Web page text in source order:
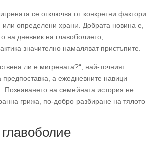
се отключва от конкретни фактори
определени храни. Добрата новина е,
на дневник на главоболието,
значително намаляват пристъпите.
ли е мигрената?“, най-точният
предпоставка, а ежедневните навици
Познаването на семейната история не
грижа, по-добро разбиране на тялото